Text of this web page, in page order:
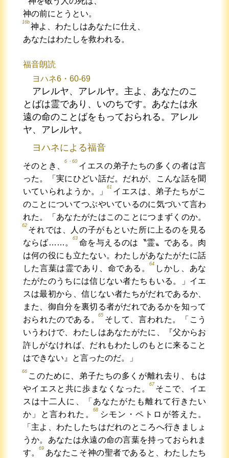
神の前にとうとい。
16b
神よ、わたしはあなたに仕え、
あなたはわたしを救われる。
福音朗読
ヨハネ6・60-69
アレルヤ、アレルヤ。主よ、あなたのこ
とばは霊であり、いのちです。あなたは永
遠の命のことばをもっておられる。アレル
ヤ、アレルヤ。
ヨハネによる福音
そのとき、
6・60
イエスの弟子たちの多くの者は言
った。「実にひどい話だ。だれが、こんな話を聞
いていられようか。」
61
イエスは、弟子たちがこ
のことについてつぶやいているのに気づいて言わ
れた。「あなたがたはこのことにつまずくのか。
62
それでは、人の子がもといた所に上るのを見る
ならば……。
63
命を与えるのは〝霊〟である。肉
は何の役にも立たない。わたしがあなたがたに話
した言葉は霊であり、命である。
64
しかし、あな
たがたのうちには信じない者たちもいる。」イエ
スは最初から、信じない者たちがだれであるか、
また、御自分を裏切る者がだれであるかを知って
おられたのである。
65
そして、言われた。「こう
いうわけで、わたしはあなたがたに、『父からお
許しがなければ、だれもわたしのもとに来ること
はできない』と言ったのだ。」
66
このために、弟子たちの多くが離れ去り、もは
やイエスと共に歩まなくなった。
67
そこで、イエ
スは十二人に、「あなたがたも離れて行きたい
か」と言われた。
68
シモン・ペトロが答えた。
「主よ、わたしたちはだれのところへ行きましょ
うか。あなたは永遠の命の言葉を持っておられま
す。
69
あなたこそ神の聖者であると、わたしたち